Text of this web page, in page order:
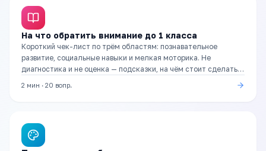
На что обратить внимание до 1 класса
Короткий чек-лист по трём областям: познавательное
развитие, социальные навыки и мелкая моторика. Не
диагностика и не оценка — подсказки, на чём стоит сделать
2 мин · 20 вопр.